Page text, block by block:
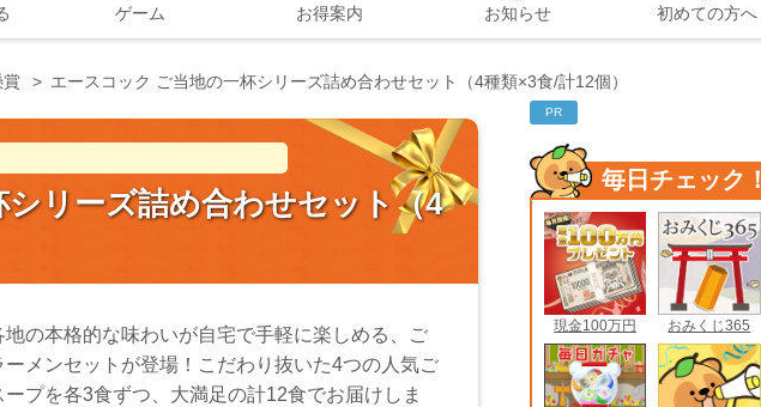
ゲーム お得案内 お知らせ 初めての方へ
賞 エースコック ご当地の一杯シリーズ詰め合わせセット（4種類×3食/計12個）
リーズ詰め合わせセット（4
地の本格的な味わいが自宅で手軽に楽しめる、ご
ーメンセットが登場！こだわり抜いた4つの人気ご
ープを各3食ずつ、大満足の計12食でお届けしま
PR
毎日チェック！
現金100万円 おみくじ365